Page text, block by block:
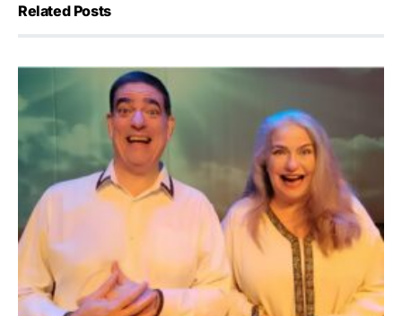
Related Posts